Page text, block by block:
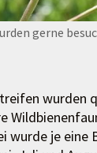
gerne
wurden
wurde je eine